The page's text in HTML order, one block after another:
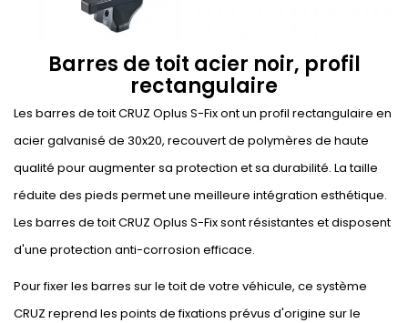
Barres de toit acier noir, profil
rectangulaire
Les barres de toit CRUZ Oplus S-Fix ont un profil rectangulaire en
acier galvanisé de 30x20, recouvert de polymères de haute
qualité pour augmenter sa protection et sa durabilité. La taille
réduite des pieds permet une meilleure intégration esthétique.
Les barres de toit CRUZ Oplus S-Fix sont résistantes et disposent
d'une protection anti-corrosion efficace.
Pour fixer les barres sur le toit de votre véhicule, ce système
CRUZ reprend les points de fixations prévus d'origine sur le